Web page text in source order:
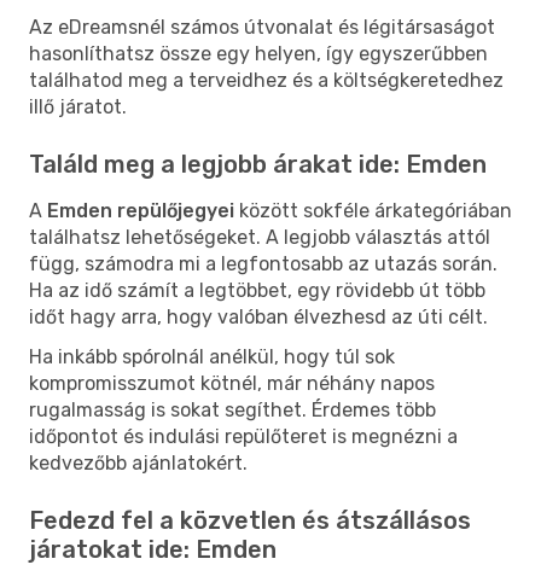
Az eDreamsnél számos útvonalat és légitársaságot
hasonlíthatsz össze egy helyen, így egyszerűbben
találhatod meg a terveidhez és a költségkeretedhez
illő járatot.
Találd meg a legjobb árakat ide: Emden
A Emden repülőjegyei között sokféle árkategóriában
találhatsz lehetőségeket. A legjobb választás attól
függ, számodra mi a legfontosabb az utazás során.
Ha az idő számít a legtöbbet, egy rövidebb út több
időt hagy arra, hogy valóban élvezhesd az úti célt.
Ha inkább spórolnál anélkül, hogy túl sok
kompromisszumot kötnél, már néhány napos
rugalmasság is sokat segíthet. Érdemes több
időpontot és indulási repülőteret is megnézni a
kedvezőbb ajánlatokért.
Fedezd fel a közvetlen és átszállásos
járatokat ide: Emden